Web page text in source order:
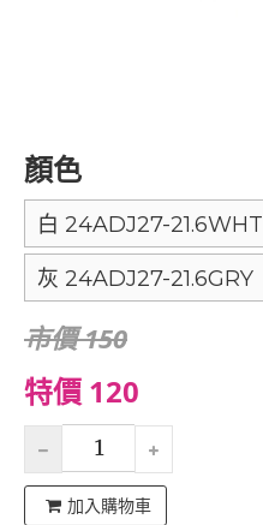
顏色
白 24ADJ27-21.6WHT
灰 24ADJ27-21.6GRY
市價 150
特價 120
加入購物車